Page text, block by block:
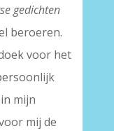
gedichten
beroeren.
voor het
mijn
mij de